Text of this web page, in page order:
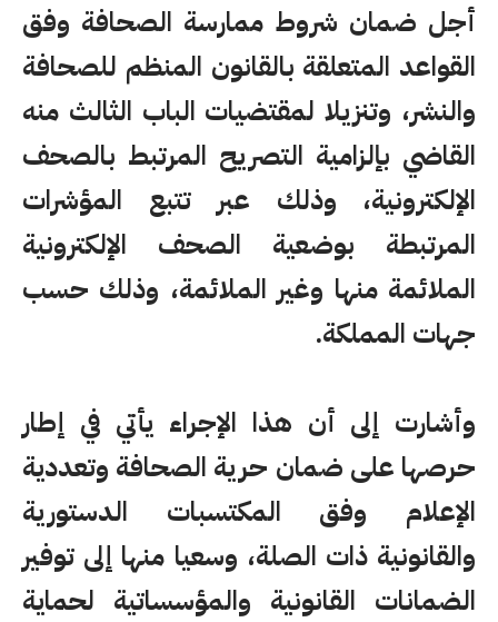
أجل ضمان شروط ممارسة الصحافة وفق
القواعد المتعلقة بالقانون المنظم للصحافة
والنشر، وتنزيلا لمقتضيات الباب الثالث منه
القاضي بإلزامية التصريح المرتبط بالصحف
الإلكترونية، وذلك عبر تتبع المؤشرات
المرتبطة بوضعية الصحف الإلكترونية
الملائمة منها وغير الملائمة، وذلك حسب
جهات المملكة.
وأشارت إلى أن هذا الإجراء يأتي في إطار
حرصها على ضمان حرية الصحافة وتعددية
الإعلام وفق المكتسبات الدستورية
والقانونية ذات الصلة، وسعيا منها إلى توفير
الضمانات القانونية والمؤسساتية لحماية